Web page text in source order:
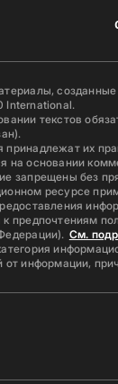
International.
текстов
принадлежат их
на основании
запрещены без
ресурсе
предпочтениям
См.
от информации,